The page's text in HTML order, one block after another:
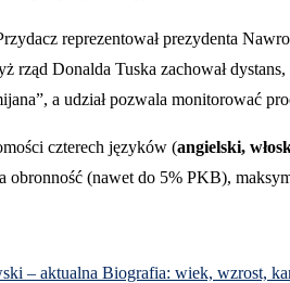
reprezentował prezydenta
rząd Donalda Tuska zachował
a udział pozwala monitorować
czterech języków (angielski,
obronność (nawet do 5% PKB),
– aktualna Biografia: wiek, wzrost,